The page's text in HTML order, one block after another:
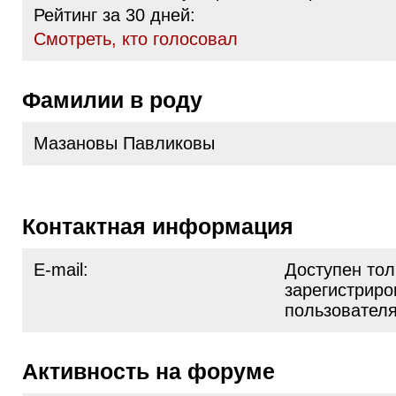
Рейтинг за 30 дней:
Cмотреть, кто голосовал
Фамилии в роду
Мазановы Павликовы
Контактная информация
E-mail:
Доступен
Активность на форуме